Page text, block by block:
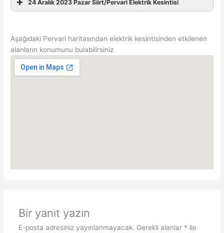
24 Aralık 2023 Pazar Siirt/Pervari Elektrik Kesintisi
Aşağıdaki Pervari haritasından elektrik kesintisinden etkilenen
alanların konumunu bulabilirsiniz
Bir yanıt yazın
E-posta adresiniz yayınlanmayacak. Gerekli alanlar * ile